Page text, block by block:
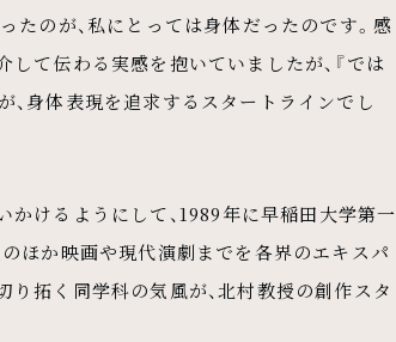
のが、私にとっては身体だったのです。感
て伝わる実感を抱いていましたが、『では
、身体表現を追求するスタートラインでし
かけるようにして、1989年に早稲田大学第一
ほか映画や現代演劇までを各界のエキスパ
拓く同学科の気風が、北村教授の創作スタ